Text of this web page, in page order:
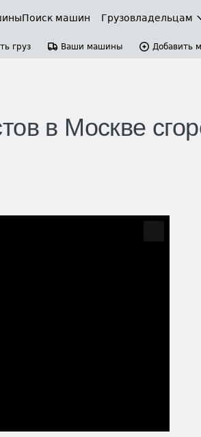
Поиск машин Грузовладельцам
груз Ваши машины Добавить
в Москве